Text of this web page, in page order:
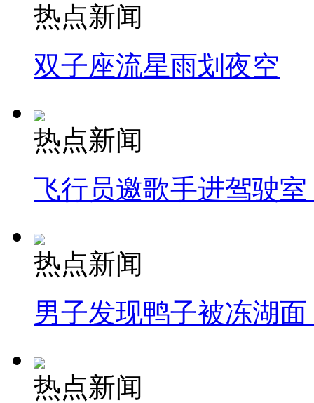
热点新闻
双子座流星雨划夜空
热点新闻
飞行员邀歌手进驾驶
热点新闻
男子发现鸭子被冻湖
热点新闻